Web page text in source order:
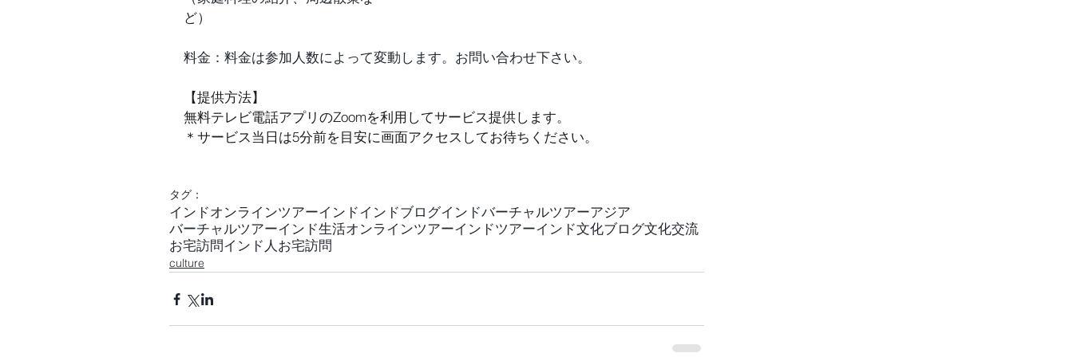
ど）
料金：料金は参加人数によって変動します。お問い合わせ下さい。
【提供方法】
無料テレビ電話アプリのZoomを利用してサービス提供します。
＊サービス当日は5分前を目安に画面アクセスしてお待ちください。
タグ：
インドオンラインツアーインドインドブログインドバーチャルツアーアジア
バーチャルツアーインド生活オンラインツアーインドツアーインド文化ブログ文化交流
お宅訪問インド人お宅訪問
culture